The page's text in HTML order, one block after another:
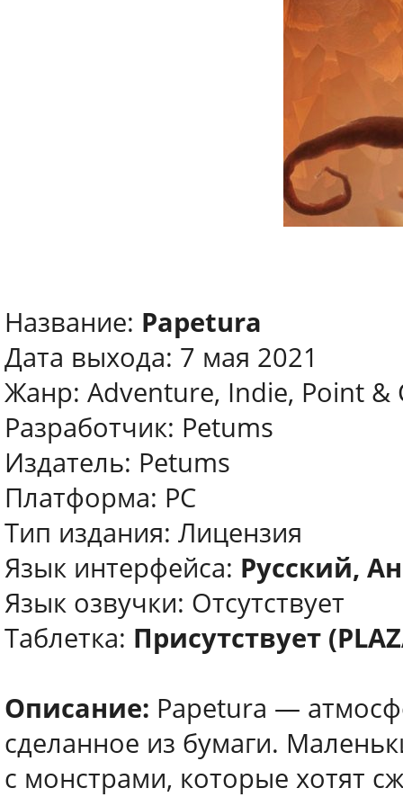
Название: Papetura
Дата выхода: 7 мая 2021
Жанр: Adventure, Indie, Point &
Разработчик: Petums
Издатель: Petums
Платформа: PC
Тип издания: Лицензия
Язык интерфейса: Русский,
Язык озвучки: Отсутствует
Таблетка: Присутствует
Описание: Papetura —
сделанное из бумаги.
с монстрами, которые хотят